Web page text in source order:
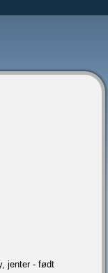
jenter - født